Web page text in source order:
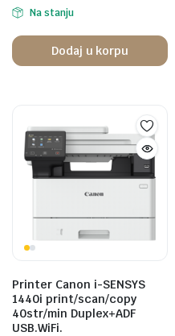
Na stanju
Dodaj u korpu
Printer Canon i-SENSYS
1440i print/scan/copy
40str/min Duplex+ADF
USB.WiFi.